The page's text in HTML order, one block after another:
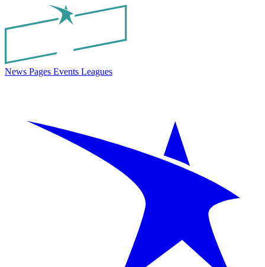
News Pages Events Leagues